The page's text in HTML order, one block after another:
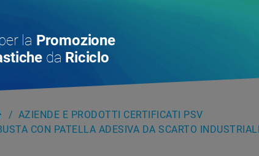
la Promozione
da Riciclo
AZIENDE E PRODOTTI CERTIFICATI PSV
CON PATELLA ADESIVA DA SCARTO